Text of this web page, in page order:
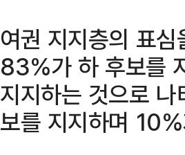
여권 지지층의 표
83%가 하 후보를
지지하는 것으로
보를 지지하며